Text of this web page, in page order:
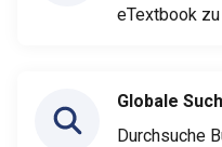
eTextbook zu
Globale
Durchsuche